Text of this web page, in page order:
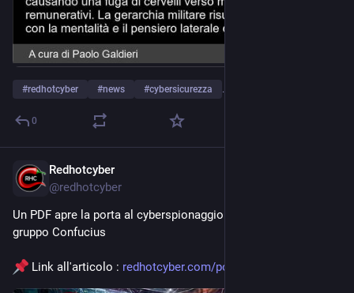
#redhotcyber #news #cybersicurezza …and 4 more
0
Redhotcyber
@redhotcyber
Un PDF apre la porta al cyberspionaggio: la nuova arma del
gruppo Confucius
Link all'articolo : redhotcyber.com/post/un-pdf-ap